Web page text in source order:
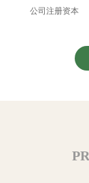
公司注册资本